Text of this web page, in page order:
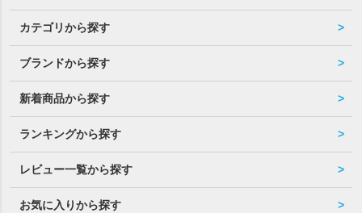
カテゴリから探す
ブランドから探す
新着商品から探す
ランキングから探す
レビュー一覧から探す
お気に入りから探す